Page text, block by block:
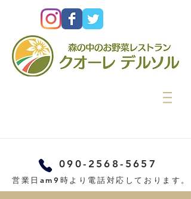
090-2568-5657
営業日am9時より電話対応しております。